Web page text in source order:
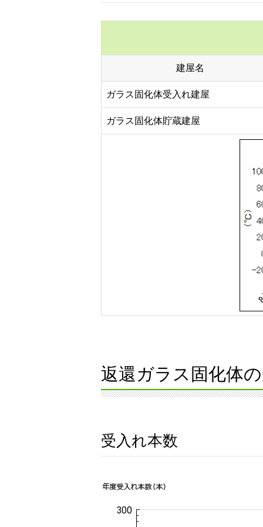
建屋名
ガラス固化体受入れ建屋
ガラス固化体貯蔵建屋
返還ガラス固化体
受入れ本数